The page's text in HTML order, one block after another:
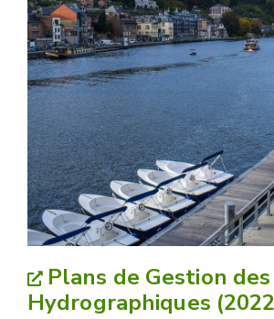
Plans de Gestion
Hydrographiques